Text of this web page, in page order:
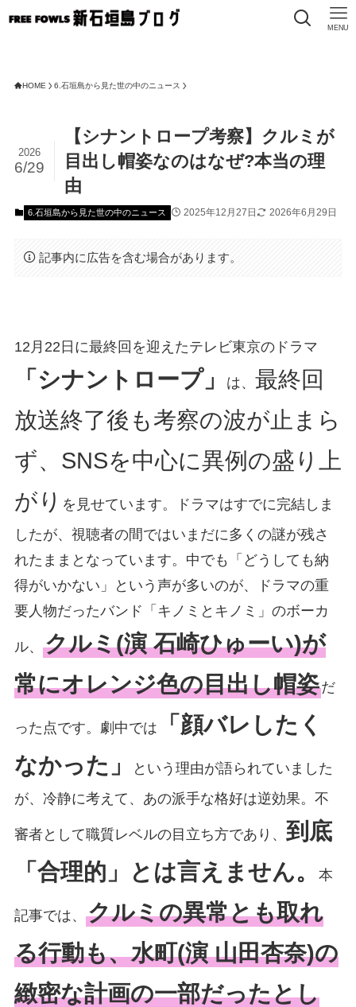
MENU
HOME 6.石垣島から見た世の中のニュース
【シナントロープ考察】クルミが
目出し帽姿なのはなぜ?本当の理
由
2026
6/29
6.石垣島から見た世の中のニュース 2025年12月27日 2026年6月29日
記事内に広告を含む場合があります。
12月22日に最終回を迎えたテレビ東京のドラマ
「シナントロープ」 は、 最終回
放送終了後も考察の波が止まら
ず、SNSを中心に異例の盛り上
がり を見せています。ドラマはすでに完結しま
したが、視聴者の間ではいまだに多くの謎が残さ
れたままとなっています。中でも「どうしても納
得がいかない」という声が多いのが、ドラマの重
要人物だったバンド「キノミとキノミ」のボーカ
ル、 クルミ(演 石崎ひゅーい)が
常にオレンジ色の目出し帽姿だ
った点です。劇中では
「顔バレしたく
なかった」
という理由が語られていました
が、冷静に考えて、あの派手な格好は逆効果。不
審者として職質レベルの目立ち方であり、 到底
「合理的」とは言えません。
本
記事では、 クルミの異常とも取れ
る行動も、水町(演 山田杏奈)の
緻密な計画の一部だったとし